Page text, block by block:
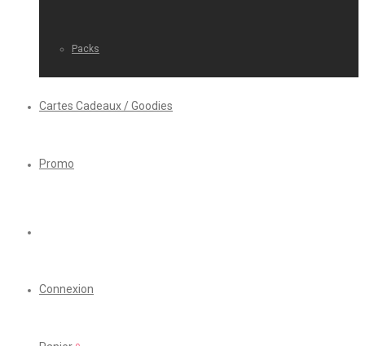
Packs
Cartes Cadeaux / Goodies
Promo
Connexion